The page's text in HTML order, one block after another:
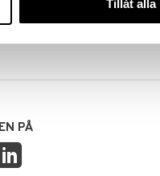
Tillåt alla
gällande
PÅ